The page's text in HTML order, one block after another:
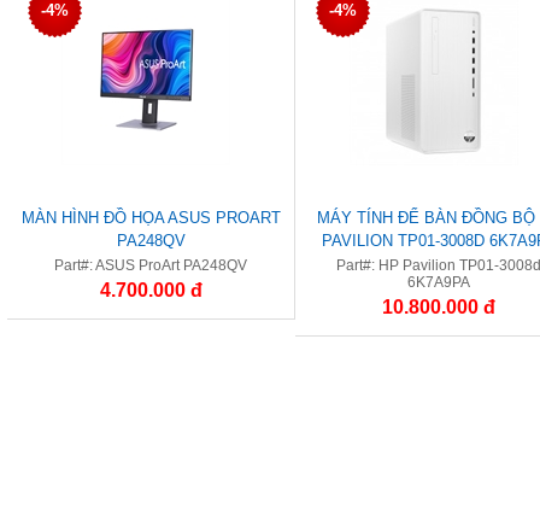
-4%
MÀN HÌNH ĐỒ HỌA ASUS PROART
PA248QV
Part#: ASUS ProArt PA248QV
4.700.000 đ
-4%
MÁY TÍNH ĐỂ BÀN ĐỒNG BỘ
PAVILION TP01-3008D
(CORE™ I5-12400 | 8GB |
INTEL® UHD | WIN 11)
Part#: HP Pavilion TP01-3008d
6K7A9PA
10.800.000 đ